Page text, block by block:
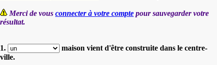
Merci de vous connecter à votre compte pour sauvegarder votre
résultat.
1.
maison vient d'être construite dans le centre-
ville.